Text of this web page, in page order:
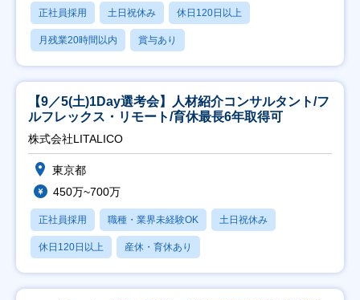
正社員採用 土日祝休み 休日120日以上
月残業20時間以内 賞与あり
【9／5(土)1Day選考会】人材紹介コンサルタント/フ
ルフレックス・リモート/育休最長6年取得可
株式会社LITALICO
東京都
450万~700万
正社員採用 職種・業界未経験OK 土日祝休み
休日120日以上 産休・育休あり